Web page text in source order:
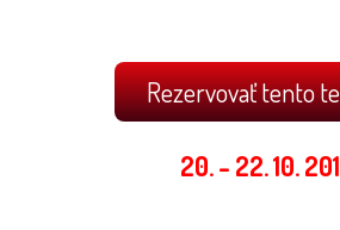
Rezervovať tento
20. - 22. 10.